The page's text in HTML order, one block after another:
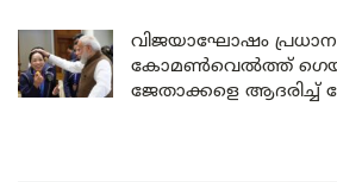
വിജയാഘോഷം
കോമൺവെൽത്ത്
ജേതാക്കളെ ആദരിച്ച്